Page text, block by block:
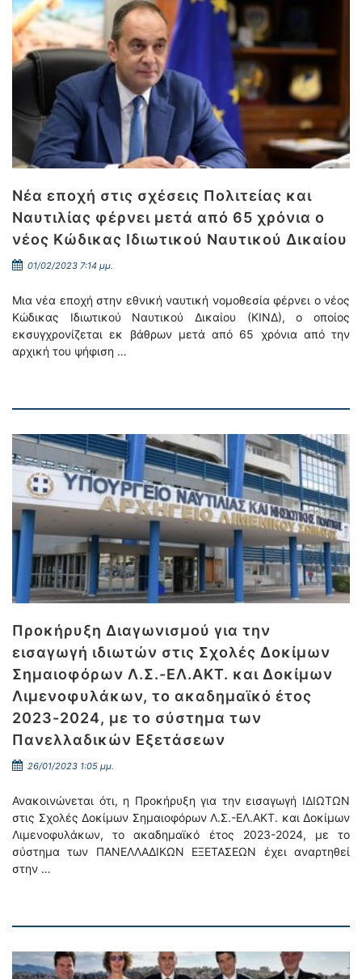
Νέα εποχή στις σχέσεις Πολιτείας και
Ναυτιλίας φέρνει μετά από 65 χρόνια ο
νέος Κώδικας Ιδιωτικού Ναυτικού Δικαίου
01/02/2023 7:14 μμ.
Μια νέα εποχή στην εθνική ναυτική νομοθεσία φέρνει ο νέος
Κώδικας Ιδιωτικού Ναυτικού Δικαίου (ΚΙΝΔ), ο οποίος
εκσυγχρονίζεται εκ βάθρων μετά από 65 χρόνια από την
αρχική του ψήφιση …
Προκήρυξη Διαγωνισμού για την
εισαγωγή ιδιωτών στις Σχολές Δοκίμων
Σημαιοφόρων Λ.Σ.-ΕΛ.ΑΚΤ. και Δοκίμων
Λιμενοφυλάκων, το ακαδημαϊκό έτος
2023-2024, με το σύστημα των
Πανελλαδικών Εξετάσεων
26/01/2023 1:05 μμ.
Ανακοινώνεται ότι, η Προκήρυξη για την εισαγωγή ΙΔΙΩΤΩΝ
στις Σχολές Δοκίμων Σημαιοφόρων Λ.Σ.-ΕΛ.ΑΚΤ. και Δοκίμων
Λιμενοφυλάκων, το ακαδημαϊκό έτος 2023-2024, με το
σύστημα των ΠΑΝΕΛΛΑΔΙΚΩΝ ΕΞΕΤΑΣΕΩΝ έχει αναρτηθεί
στην …